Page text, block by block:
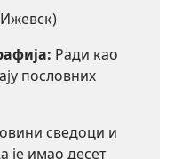
Ради као
пословних
сведоци и
је имао десет